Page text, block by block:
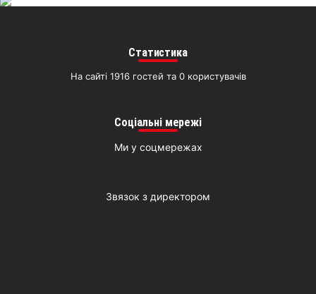
Статистика
На сайті 1916 гостей та 0 користувачів
Соціальні мережі
Ми у соцмережах
Звязок з директором